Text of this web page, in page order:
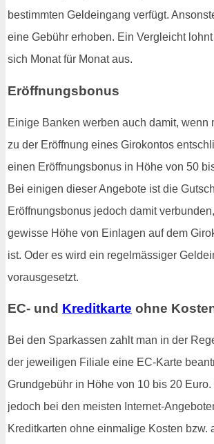
bestimmten Geldeingang verfügt.
eine Gebühr erhoben. Ein Vergleicht
sich Monat für Monat aus.
Eröffnungsbonus
Einige Banken werben auch damit, wenn
zu der Eröffnung eines Girokontos
einen Eröffnungsbonus in Höhe von 50
Bei einigen dieser Angebote ist die
Eröffnungsbonus jedoch damit
gewisse Höhe von Einlagen auf dem
ist. Oder es wird ein regelmässiger
vorausgesetzt.
EC- und Kreditkarte ohne
Bei den Sparkassen zahlt man in der
der jeweiligen Filiale eine EC-Karte
Grundgebühr in Höhe von 10 bis 20
jedoch bei den meisten Internet-
Kreditkarten ohne einmalige Kosten bzw.